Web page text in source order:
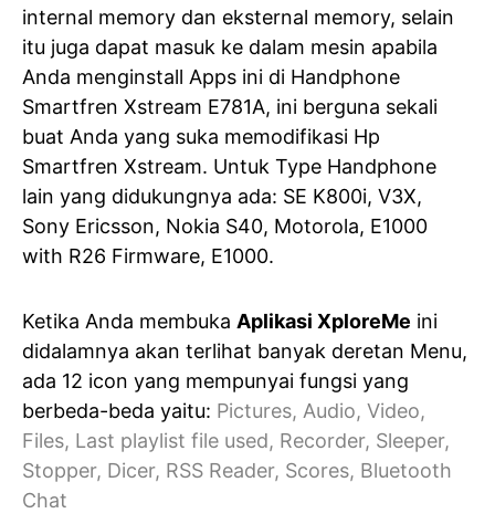
internal memory dan eksternal memory, selain
itu juga dapat masuk ke dalam mesin apabila
Anda menginstall Apps ini di Handphone
Smartfren Xstream E781A, ini berguna sekali
buat Anda yang suka memodifikasi Hp
Smartfren Xstream. Untuk Type Handphone
lain yang didukungnya ada: SE K800i, V3X,
Sony Ericsson, Nokia S40, Motorola, E1000
with R26 Firmware, E1000.
Ketika Anda membuka Aplikasi XploreMe ini
didalamnya akan terlihat banyak deretan Menu,
ada 12 icon yang mempunyai fungsi yang
berbeda-beda yaitu: Pictures, Audio, Video,
Files, Last playlist file used, Recorder, Sleeper,
Stopper, Dicer, RSS Reader, Scores, Bluetooth
Chat